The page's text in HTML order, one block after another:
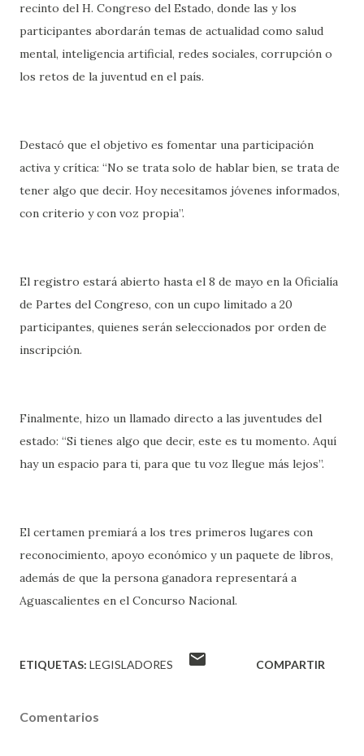
recinto del H. Congreso del Estado, donde las y los
participantes abordarán temas de actualidad como salud
mental, inteligencia artificial, redes sociales, corrupción o
los retos de la juventud en el país.
Destacó que el objetivo es fomentar una participación
activa y crítica: “No se trata solo de hablar bien, se trata de
tener algo que decir. Hoy necesitamos jóvenes informados,
con criterio y con voz propia”.
El registro estará abierto hasta el 8 de mayo en la Oficialía
de Partes del Congreso, con un cupo limitado a 20
participantes, quienes serán seleccionados por orden de
inscripción.
Finalmente, hizo un llamado directo a las juventudes del
estado: “Si tienes algo que decir, este es tu momento. Aquí
hay un espacio para ti, para que tu voz llegue más lejos”.
El certamen premiará a los tres primeros lugares con
reconocimiento, apoyo económico y un paquete de libros,
además de que la persona ganadora representará a
Aguascalientes en el Concurso Nacional.
ETIQUETAS: LEGISLADORES COMPARTIR
Comentarios